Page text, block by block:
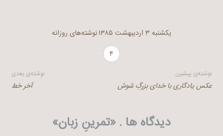
یکشنبه ۳ اردیبهشت ۱۳۸۵
نوشته‌های روزانه
۴
راهبری
نوشته‌ی پیشین
عکس یادگاری با خدای بزرگِ شوش
نوشته‌ی بعدی
آخر خط
دیدگاه ها . «تمرینِ زبان»